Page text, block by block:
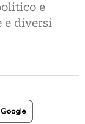
e
e diversi